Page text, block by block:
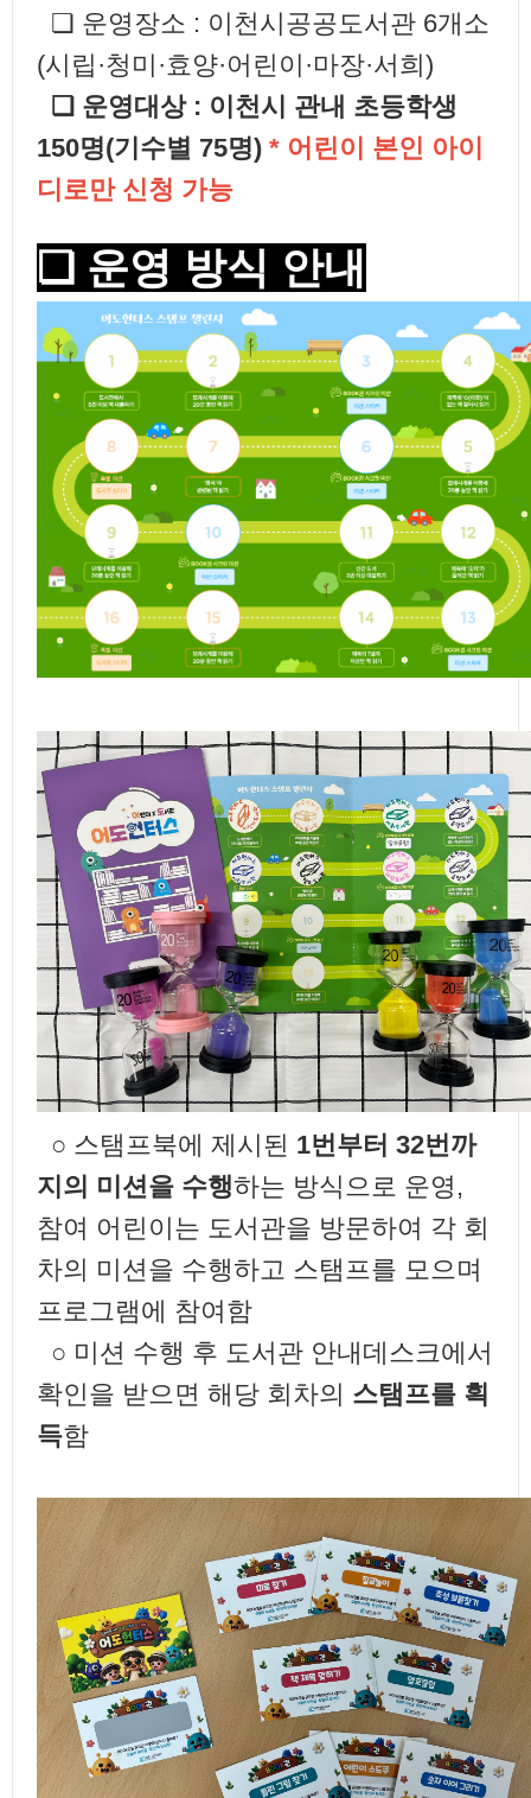
❏ 운영장소 : 이천시공공도서관 6개소
(시립·청미·효양·어린이·마장·서희)
❏ 운영대상 : 이천시 관내 초등학생
150명(기수별 75명) * 어린이 본인 아이
디로만 신청 가능
❏ 운영 방식 안내
○ 스탬프북에 제시된 1번부터 32번까
지의 미션을 수행하는 방식으로 운영,
참여 어린이는 도서관을 방문하여 각 회
차의 미션을 수행하고 스탬프를 모으며
프로그램에 참여함
○ 미션 수행 후 도서관 안내데스크에서
확인을 받으면 해당 회차의 스탬프를 획
득함